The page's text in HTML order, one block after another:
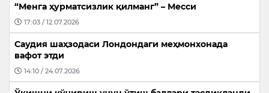
“Менга ҳурматсизлик қилманг” – Месси
17:03 / 12.07.2026
Саудия шаҳзодаси Лондондаги меҳмонхонада
вафот этди
14:10 / 24.07.2026